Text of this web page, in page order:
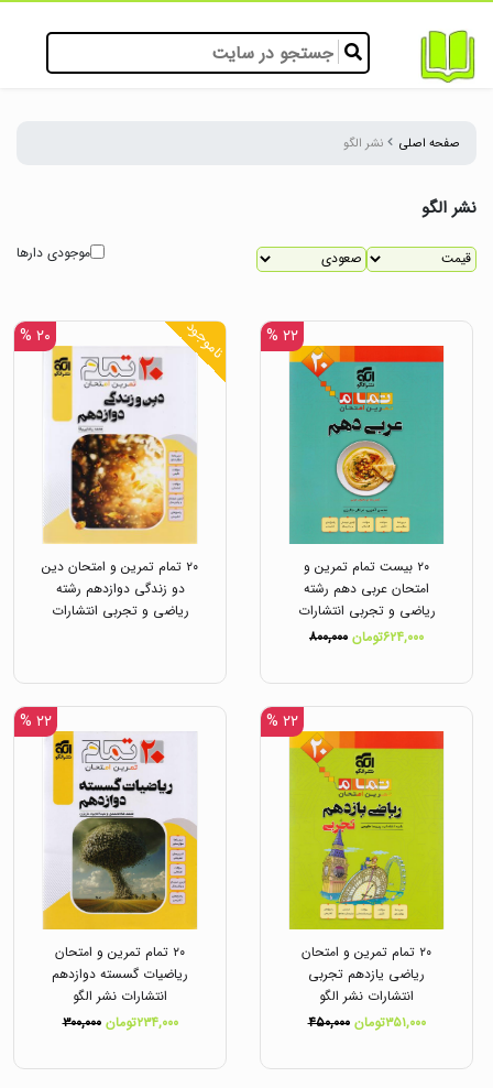
صفحه اصلی نشر الگو
نشر الگو
موجودی دارها
۲۲ %
۲۰ بیست تمام تمرین و
امتحان عربی دهم رشته
ریاضی و تجربی انتشارات
نشر الگو۶۲۴,۰۰۰تومان ۸۰۰,۰۰۰
ناموجود ۲۰ %
۲۰ تمام تمرین و امتحان دین
دو زندگی دوازدهم رشته
ریاضی و تجربی انتشارات
۲۲ %
۲۰ تمام تمرین و امتحان
ریاضی یازدهم تجربی
انتشارات نشر الگو
۳۵۱,۰۰۰تومان
۴۵۰,۰۰۰
۲۲ %
۲۰ تمام تمرین و امتحان
ریاضیات گسسته دوازدهم
انتشارات نشر الگو
۲۳۴,۰۰۰تومان
۳۰۰,۰۰۰